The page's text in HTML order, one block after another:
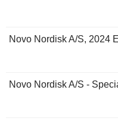
Novo Nordisk A/S, 2024
Novo Nordisk A/S -